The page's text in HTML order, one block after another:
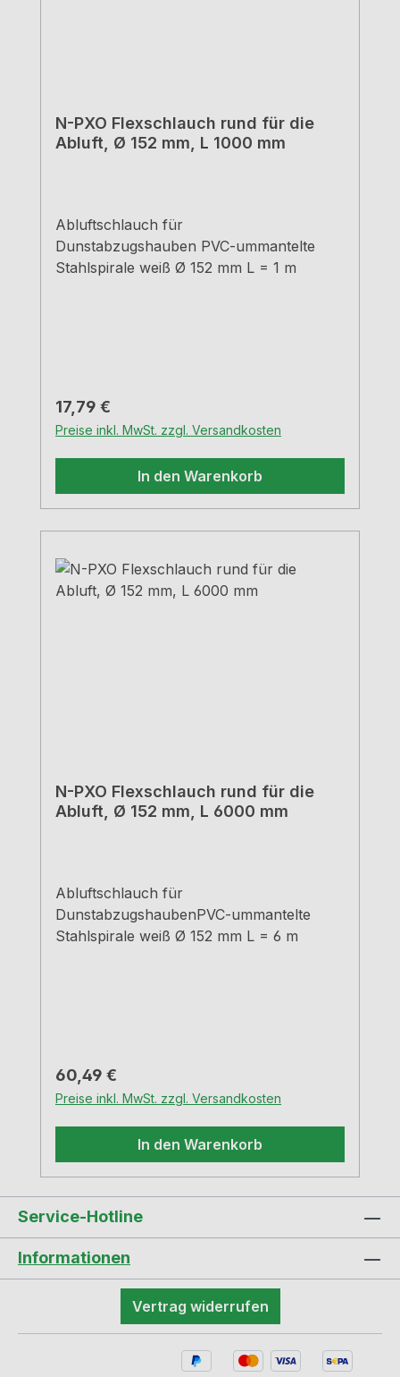
N-PXO Flexschlauch rund für die
Abluft, Ø 152 mm, L 1000 mm
Abluftschlauch für
Dunstabzugshauben PVC-ummantelte
Stahlspirale weiß Ø 152 mm L = 1 m
Regulärer Preis:
17,79 €
Preise inkl. MwSt. zzgl. Versandkosten
In den Warenkorb
N-PXO Flexschlauch rund für die
Abluft, Ø 152 mm, L 6000 mm
Abluftschlauch für
DunstabzugshaubenPVC-ummantelte
Stahlspirale weiß Ø 152 mm L = 6 m
Regulärer Preis:
60,49 €
Preise inkl. MwSt. zzgl. Versandkosten
In den Warenkorb
Service-Hotline
Informationen
Vertrag widerrufen